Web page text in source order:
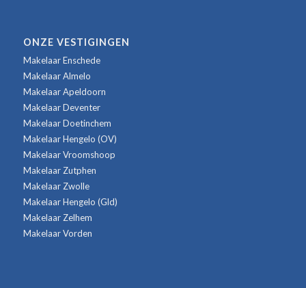
ONZE VESTIGINGEN
Makelaar Enschede
Makelaar Almelo
Makelaar Apeldoorn
Makelaar Deventer
Makelaar Doetinchem
Makelaar Hengelo (OV)
Makelaar Vroomshoop
Makelaar Zutphen
Makelaar Zwolle
Makelaar Hengelo (Gld)
Makelaar Zelhem
Makelaar Vorden